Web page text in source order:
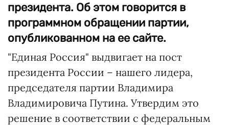
президента. Об этом говорится в
программном обращении партии,
опубликованном на ее сайте.
"Единая Россия" выдвигает на пост
президента России – нашего лидера,
председателя партии Владимира
Владимировича Путина. Утвердим это
решение в соответствии с федеральным